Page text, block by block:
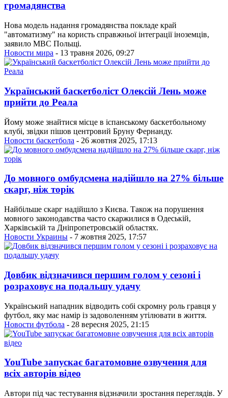
громадянства
Нова модель надання громадянства покладе край
"автоматизму" на користь справжньої інтеграції іноземців,
заявило МВС Польщі.
Новости мира - 13 травня 2026, 09:27
Український баскетболіст Олексій Лень може
прийти до Реала
Йому може знайтися місце в іспанському баскетбольному
клубі, звідки пішов центровий Бруну Фернанду.
Новости баскетбола - 26 жовтня 2025, 17:13
До мовного омбудсмена надійшло на 27% більше
скарг, ніж торік
Найбільше скарг надійшло з Києва. Також на порушення
мовного законодавства часто скаржилися в Одеській,
Харківській та Дніпропетровській областях.
Новости Украины - 7 жовтня 2025, 17:57
Довбик відзначився першим голом у сезоні і
розраховує на подальшу удачу
Український нападник відводить собі скромну роль гравця у
футбол, яку має намір із задоволенням утілювати в життя.
Новости футбола - 28 вересня 2025, 21:15
YouTube запускає багатомовне озвучення для
всіх авторів відео
Автори під час тестування відзначили зростання переглядів. У